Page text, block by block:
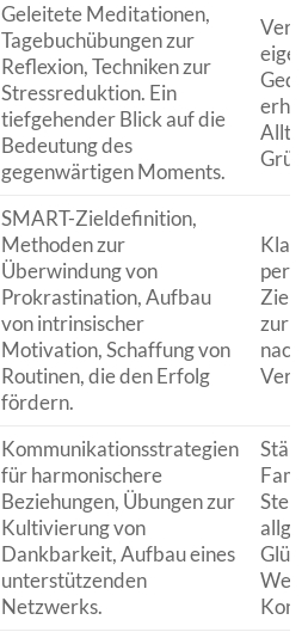
Geleitete Meditationen,
Tagebuchübungen zur
Reflexion, Techniken zur
Stressreduktion. Ein
tiefgehender Blick auf die
Bedeutung des
gegenwärtigen Moments.
SMART-Zieldefinition,
Methoden zur
Überwindung von
Prokrastination, Aufbau
von intrinsischer
Motivation, Schaffung von
Routinen, die den Erfolg
fördern.
zur
Kommunikationsstrategien
für harmonischere
Beziehungen, Übungen zur
Kultivierung von
Dankbarkeit, Aufbau eines
unterstützenden
Netzwerks.